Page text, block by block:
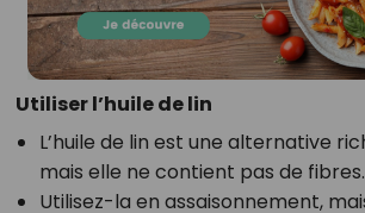
Utiliser l’huile de lin
L’huile de lin est une alternative
mais elle ne contient pas de fibres.
Utilisez-la en assaisonnement,